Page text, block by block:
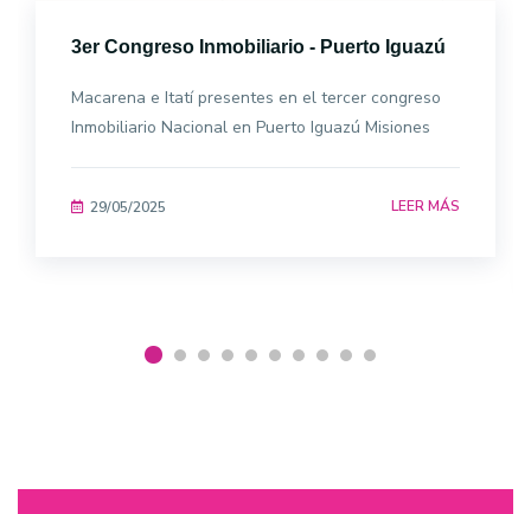
3er Congreso Inmobiliario - Puerto Iguazú
Macarena e Itatí presentes en el tercer congreso
Inmobiliario Nacional en Puerto Iguazú Misiones
29/05/2025 LEER MÁS